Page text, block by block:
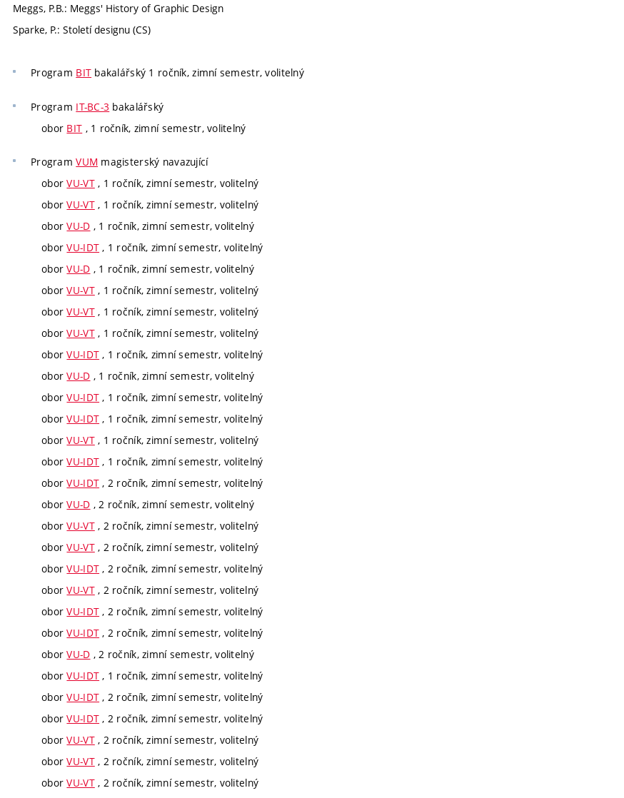
Meggs, P.B.: Meggs' History of Graphic Design
Sparke, P.: Století designu (CS)
Program BIT bakalářský 1 ročník, zimní semestr, volitelný
Program IT-BC-3 bakalářský
obor BIT , 1 ročník, zimní semestr, volitelný
ProgramVUM magisterský navazující
oborVU-VT, 1 ročník, zimní semestr, volitelný
oborVU-VT, 1 ročník, zimní semestr, volitelný
oborVU-D , 1 ročník, zimní semestr, volitelný
oborVU-IDT , 1 ročník, zimní semestr, volitelný
oborVU-D , 1 ročník, zimní semestr, volitelný
oborVU-VT, 1 ročník, zimní semestr, volitelný
oborVU-VT, 1 ročník, zimní semestr, volitelný
oborVU-VT, 1 ročník, zimní semestr, volitelný
oborVU-IDT , 1 ročník, zimní semestr, volitelný
oborVU-D , 1 ročník, zimní semestr, volitelný
oborVU-IDT , 1 ročník, zimní semestr, volitelný
oborVU-IDT , 1 ročník, zimní semestr, volitelný
oborVU-VT, 1 ročník, zimní semestr, volitelný
oborVU-IDT , 1 ročník, zimní semestr, volitelný
oborVU-IDT , 2 ročník, zimní semestr, volitelný
oborVU-D , 2 ročník, zimní semestr, volitelný
oborVU-VT, 2 ročník, zimní semestr, volitelný
oborVU-VT, 2 ročník, zimní semestr, volitelný
oborVU-IDT , 2 ročník, zimní semestr, volitelný
oborVU-VT, 2 ročník, zimní semestr, volitelný
oborVU-IDT , 2 ročník, zimní semestr, volitelný
oborVU-IDT , 2 ročník, zimní semestr, volitelný
oborVU-D , 2 ročník, zimní semestr, volitelný
oborVU-IDT , 1 ročník, zimní semestr, volitelný
oborVU-IDT , 2 ročník, zimní semestr, volitelný
oborVU-IDT , 2 ročník, zimní semestr, volitelný
oborVU-VT, 2 ročník, zimní semestr, volitelný
oborVU-VT, 2 ročník, zimní semestr, volitelný
oborVU-VT, 2 ročník, zimní semestr, volitelný